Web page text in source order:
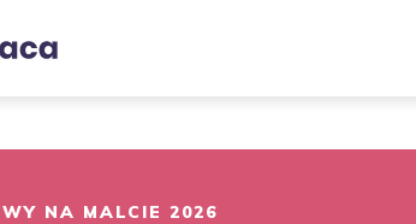
NA MALCIE 2026